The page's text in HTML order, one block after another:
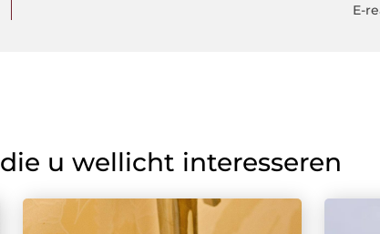
E-
die u wellicht interesseren